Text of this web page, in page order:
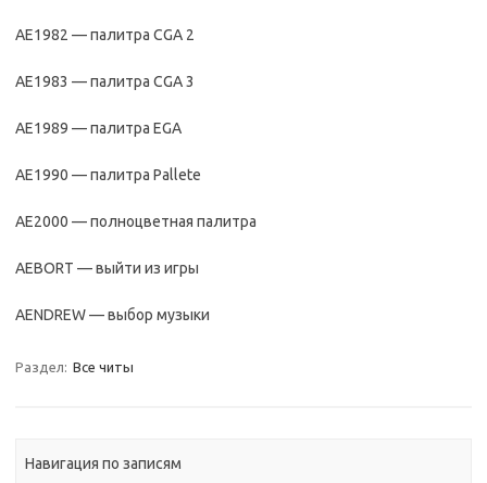
AE1982 — палитра CGA 2
AE1983 — палитра CGA 3
AE1989 — палитра EGA
AE1990 — палитра Pallete
AE2000 — полноцветная палитра
AEBORT — выйти из игры
AENDREW — выбор музыки
Раздел: Все читы
Навигация по записям